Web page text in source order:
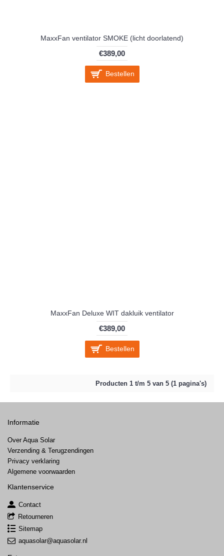
MaxxFan ventilator SMOKE (licht doorlatend)
€389,00
Bestellen
MaxxFan Deluxe WIT dakluik ventilator
€389,00
Bestellen
Producten 1 t/m 5 van 5 (1 pagina's)
Informatie
Over Aqua Solar
Verzending & Terugzendingen
Privacy verklaring
Algemene voorwaarden
Klantenservice
Contact
Retourneren
Sitemap
aquasolar@aquasolar.nl